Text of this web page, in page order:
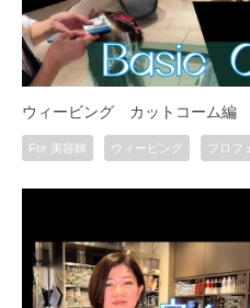
ウィービング カットコーム編
For 美容師 ウィービング プロフ